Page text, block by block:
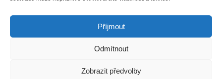
Příjmout
Odmítnout
Zobrazit předvolby
SEO